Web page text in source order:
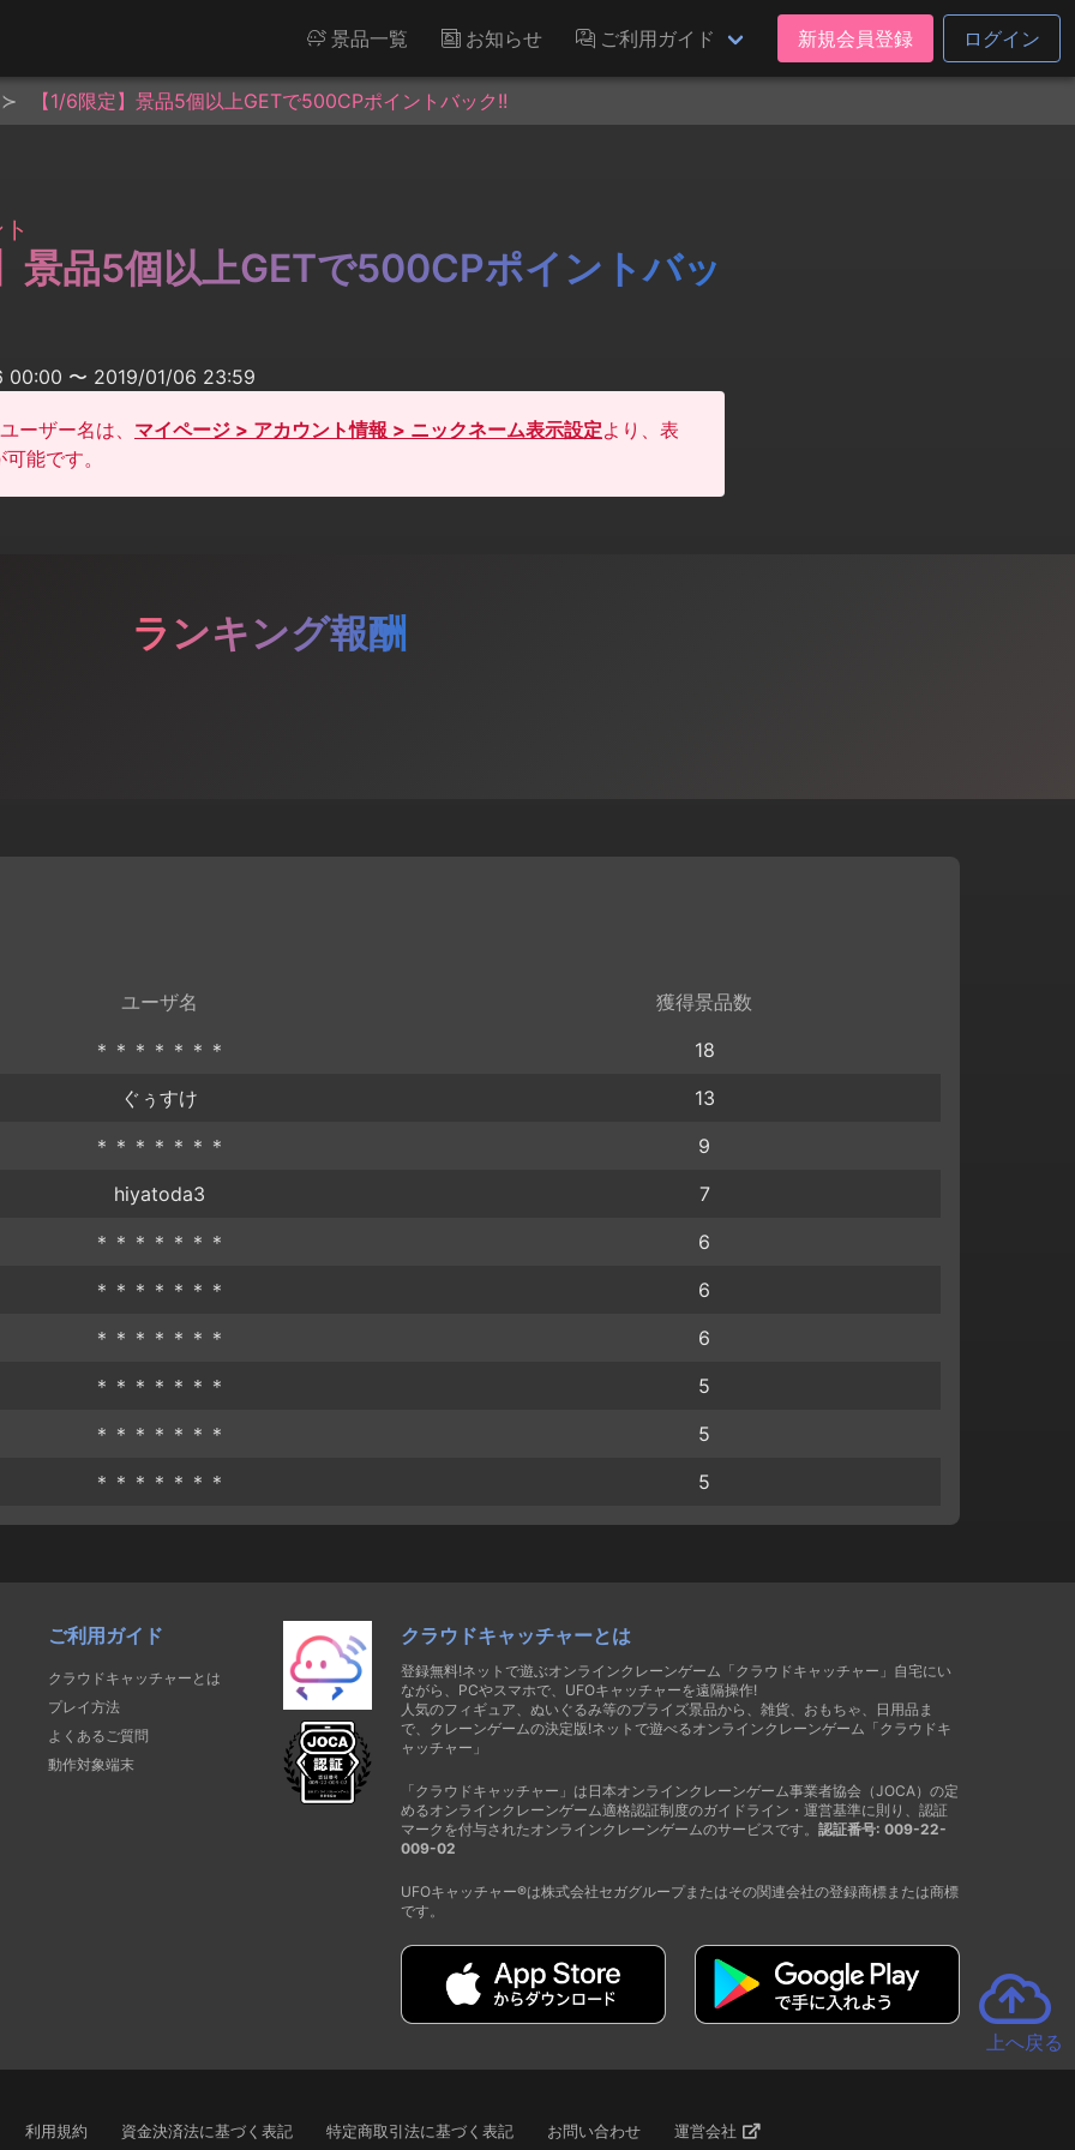
景品一覧 お知らせ ご利用ガイド 新規会員登録 ログイン
【1/6限定】景品5個以上GETで500CPポイントバック!!
景品5個以上GETで500CPポイントバッ
00:00 〜 2019/01/06 23:59
ーザー名は、 マイページ > アカウント情報 > ニックネーム表示設定より、表
能です。
ランキング報酬
ユーザ名
獲得景品数
＊＊＊＊＊＊＊
18
ぐぅすけ
13
＊＊＊＊＊＊＊
9
hiyatoda3
7
＊＊＊＊＊＊＊
6
＊＊＊＊＊＊＊
6
＊＊＊＊＊＊＊
6
＊＊＊＊＊＊＊
5
＊＊＊＊＊＊＊
5
＊＊＊＊＊＊＊ 5
ご利用ガイド
クラウドキャッチャーとは
プレイ方法
よくあるご質問
動作対象端末
クラウドキャッチャーとは
登録無料!ネットで遊ぶオンラインクレーンゲーム「クラウドキャッチャー」自宅にい
ながら、PCやスマホで、UFOキャッチャーを遠隔操作!
人気のフィギュア、ぬいぐるみ等のプライズ景品から、雑貨、おもちゃ、日用品ま
で、クレーンゲームの決定版!ネットで遊べるオンラインクレーンゲーム「クラウドキ
ャッチャー」
「クラウドキャッチャー」は日本オンラインクレーンゲーム事業者協会（JOCA）の定
めるオンラインクレーンゲーム適格認証制度のガイドライン・運営基準に則り、認証
マークを付与されたオンラインクレーンゲームのサービスです。 認証番号: 009-22-
009-02
UFOキャッチャー®は株式会社セガグループまたはその関連会社の登録商標または商標
です。
上へ戻る
利用規約 資金決済法に基づく表記 特定商取引法に基づく表記 お問い合わせ 運営会社